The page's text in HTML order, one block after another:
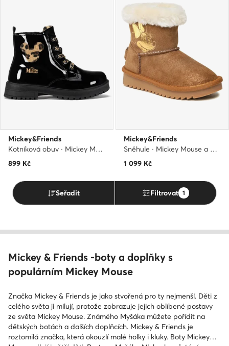
Mickey&Friends
Kotníková obuv · Mickey Mouse a přátelé · Černá
899 Kč
Mickey&Friends
Sněhule · Mickey Mouse a přátelé · Hnědá
1 099 Kč
Seřadit Filtrovat 1
Mickey & Friends -boty a doplňky s
populárním Mickey Mouse
Značka Mickey & Friends je jako stvořená pro ty nejmenší. Děti z
celého světa ji milují, protože zobrazuje jejich oblíbené postavy
ze světa Mickey Mouse. Známého Myšáka můžete pořídit na
dětských botách a dalších doplňcích. Mickey & Friends je
roztomilá značka, která okouzlí malé holky i kluky. Boty Mickey